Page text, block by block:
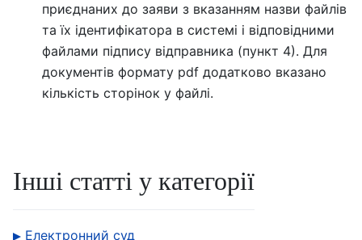
приєднаних до заяви з вказанням назви файлів
та їх ідентифікатора в системі і відповідними
файлами підпису відправника (пункт 4). Для
документів формату pdf додатково вказано
кількість сторінок у файлі.
Інші статті у категорії
Електронний суд